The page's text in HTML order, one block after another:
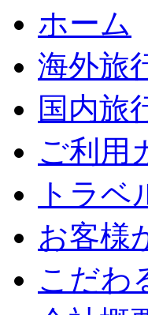
ホーム
海外旅
国内旅
ご利用
トラ
お客様
こだわ